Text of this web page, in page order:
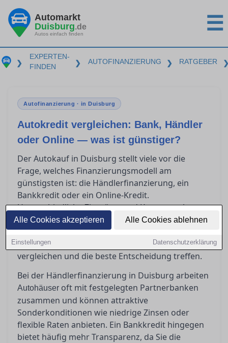
Alle Cookies akzeptieren Alle Cookies ablehnen
Einstellungen Datenschutzerklärung
Automarkt
Duisburg.de
Autos einfach finden ☰
❯
EXPERTEN-
FINDEN
❯ AUTOFINANZIERUNG ❯ RATGEBER
Autofinanzierung · in Duisburg
Autokredit vergleichen: Bank, Händler
oder Online — was ist günstiger?
Der Autokauf in Duisburg stellt viele vor die
Frage, welches Finanzierungsmodell am
günstigsten ist: die Händlerfinanzierung, ein
Bankkredit oder ein Online-Kredit.
Unterschiedliche Zinssätze und Kostenstrukturen
wie der effektive Jahreszins und die
Gesamtkosten sind entscheidend. In diesem
Artikel erfahren Sie, wie Sie die Angebote richtig
vergleichen und die beste Entscheidung treffen.
Bei der Händlerfinanzierung in Duisburg arbeiten
Autohäuser oft mit festgelegten Partnerbanken
zusammen und können attraktive
Sonderkonditionen wie niedrige Zinsen oder
flexible Raten anbieten. Ein Bankkredit hingegen
bietet häufig mehr Transparenz, da Sie die